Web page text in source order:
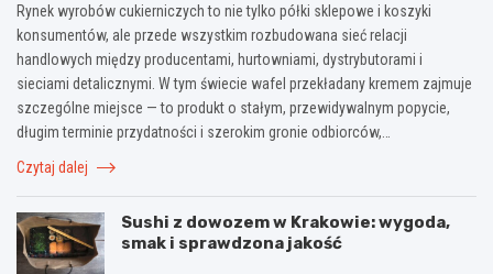
Rynek wyrobów cukierniczych to nie tylko półki sklepowe i koszyki
konsumentów, ale przede wszystkim rozbudowana sieć relacji
handlowych między producentami, hurtowniami, dystrybutorami i
sieciami detalicznymi. W tym świecie wafel przekładany kremem zajmuje
szczególne miejsce — to produkt o stałym, przewidywalnym popycie,
długim terminie przydatności i szerokim gronie odbiorców,…
Czytaj dalej
Sushi z dowozem w Krakowie: wygoda,
smak i sprawdzona jakość